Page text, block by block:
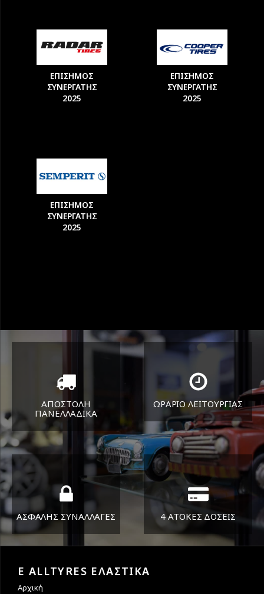
ΕΠΙΣΗΜΟΣ
ΣΥΝΕΡΓΑΤΗΣ
2025
ΕΠΙΣΗΜΟΣ
ΣΥΝΕΡΓΑΤΗΣ
2025
ΕΠΙΣΗΜΟΣ
ΣΥΝΕΡΓΑΤΗΣ
2025
ΑΠΟΣΤΟΛΗ
ΠΑΝΕΛΛΑΔΙΚA
Όπου και αν είστε θα σας
στείλουμε τα ελαστικά σας
ΩΡΑΡΙΟ ΛΕΙΤΟΥΡΓΙΑΣ
ΔΕΥ-ΠΑΡ 8:30-17:30
ΣΑΒ 8:30-13:30
ΑΣΦΑΛΗΣ ΣΥΝΑΛΛΑΓΕΣ 4 ΑΤΟΚΕΣ ΔΟΣΕΙΣ
E ALLTYRES ΕΛΑΣΤΙΚΑ
Αρχική